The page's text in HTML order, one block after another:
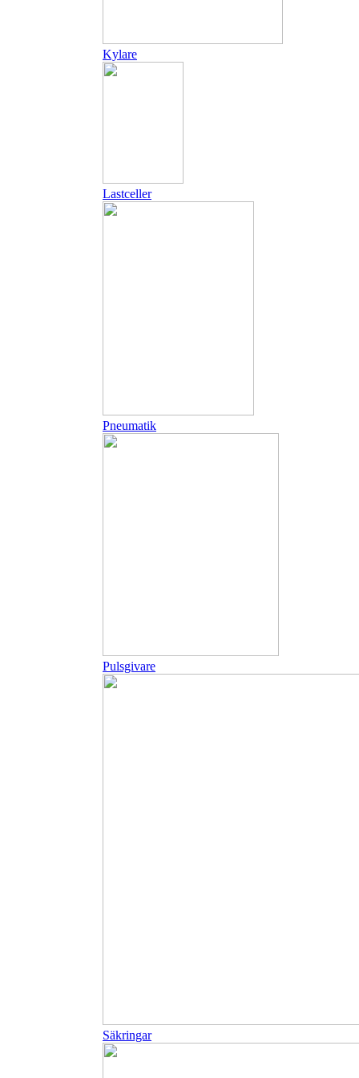
Kylare
Lastceller
Pneumatik
Pulsgivare
Säkringar